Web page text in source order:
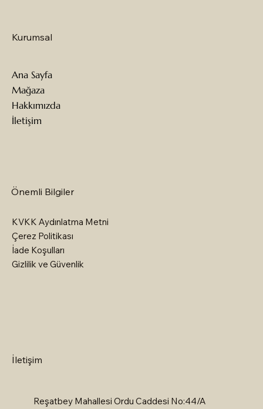
Kurumsal
Ana Sayfa
Mağaza
Hakkımızda
İletişim
Önemli Bilgiler
KVKK Aydınlatma Metni
Çerez Politikası
İade Koşulları
Gizlilik ve Güvenlik
İletişim
Reşatbey Mahallesi Ordu Caddesi No:44/A